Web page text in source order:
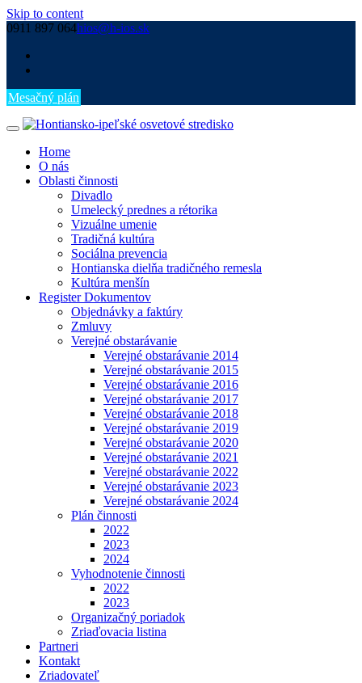
Skip to content
0911 897 064hios@h-ios.sk
Mesačný plán
Home
O nás
Oblasti činnosti
Divadlo
Umelecký prednes a rétorika
Vizuálne umenie
Tradičná kultúra
Sociálna prevencia
Hontianska dielňa tradičného remesla
Kultúra menšín
Register Dokumentov
Objednávky a faktúry
Zmluvy
Verejné obstarávanie
Verejné obstarávanie 2014
Verejné obstarávanie 2015
Verejné obstarávanie 2016
Verejné obstarávanie 2017
Verejné obstarávanie 2018
Verejné obstarávanie 2019
Verejné obstarávanie 2020
Verejné obstarávanie 2021
Verejné obstarávanie 2022
Verejné obstarávanie 2023
Verejné obstarávanie 2024
Plán činnosti
2022
2023
2024
Vyhodnotenie činnosti
2022
2023
Organizačný poriadok
Zriaďovacia listina
Partneri
Kontakt
Zriadovateľ